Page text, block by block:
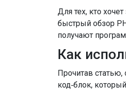
Для тех, кто
быстрый обзор
получают
Как
Прочитав
код‑блок,